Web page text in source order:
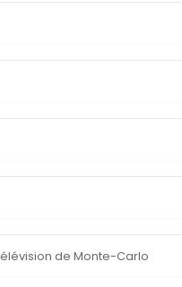
de Monte-Carlo